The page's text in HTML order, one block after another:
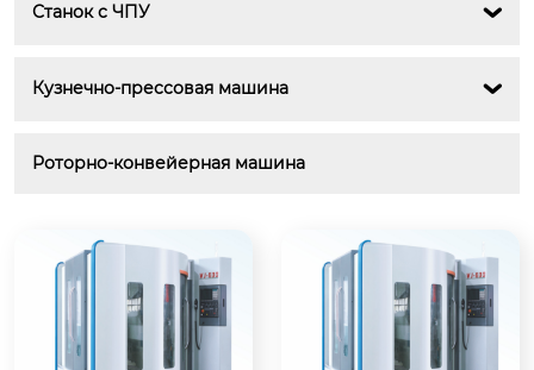
Станок с ЧПУ 
Кузнечно-прессовая машина 
Роторно-конвейерная машина